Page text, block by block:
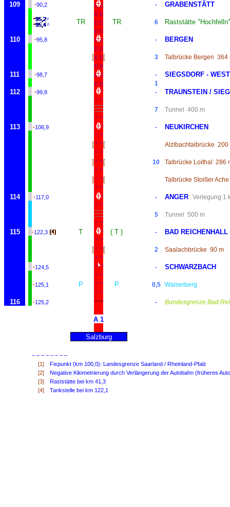
109 ·90,2 E E - GRABENSTÄTT
E E
TR E E TR 6 Raststätte "Hochfelln"
E E
110 ·95,8 E E - BERGEN
E E
] E E[ 3 Talbrücke Bergen 364
E E
111 ·98,7 E E - SIEGSDORF - WEST
E E 1
112 ·99,8 * * - TRAUNSTEIN /
* *
7
Tunnel
400 m
* *
113 ·106,9 * * - NEUKIRCHEN
* *
] * *[ Alzlbachtalbrücke 200
* *
] * *[ 10 Talbrücke Loithal
286
* *
] * *[
Talbrücke Stoißer Ache
* *
114 ·117,0 * * - ANGER Verlegung 1
* *
5
Tunnel
500 m
* *
115 ·122,3 T * * ( T ) - BAD REICHENHALL
* *
] * *[ 2 Saalachbrücke 90 m
* *
·124,5 * * - SCHWARZBACH
* *
·125,1 P * * P 0,5
Walserberg
* *
116 ·125,2 - Bundesgrenze Bad
A 1
Salzburg
– – – – – – – –
[1]
Fixpunkt (km 100,0): Landesgrenze Saarland / Rheinland-Pfalz
[2]
Negative Kilometrierung durch Verlängerung der Autobahn (früheres
[3]
Raststätte bei km 41,3
[4]
Tankstelle bei km 122,1